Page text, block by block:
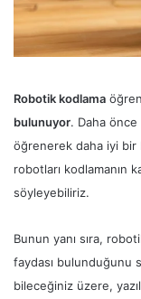
Robotik kodlama
bulunuyor. Daha önce
öğrenerek daha iyi bir
robotları kodlamanın
söyleyebiliriz.
Bunun yanı sıra,
faydası bulunduğunu
bileceğiniz üzere,